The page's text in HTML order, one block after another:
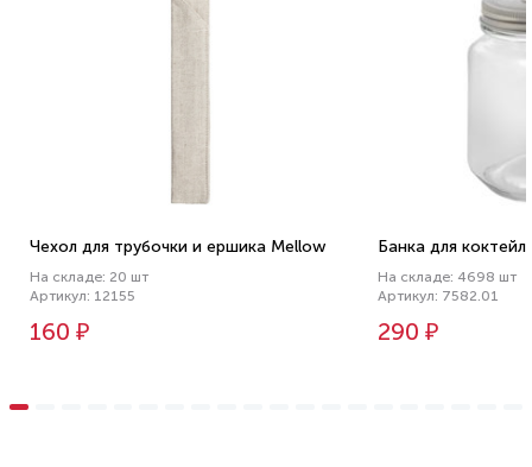
Чехол для трубочки и ершика Mellow
На складе: 20 шт
Артикул: 12155
160 ₽
Банка для
На складе: 4698 шт
Артикул: 7582.01
290 ₽